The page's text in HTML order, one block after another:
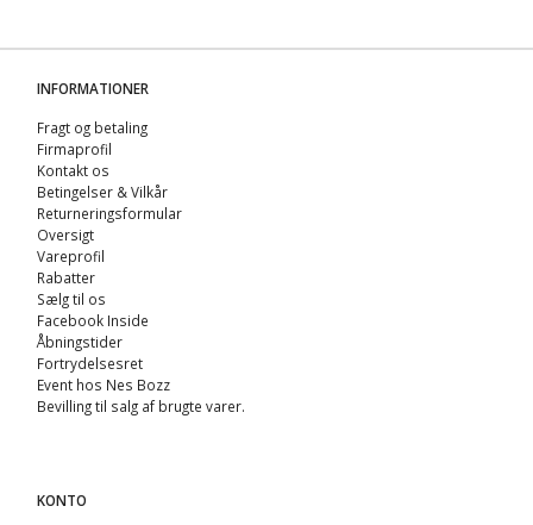
INFORMATIONER
Fragt og betaling
Firmaprofil
Kontakt os
Betingelser & Vilkår
Returneringsformular
Oversigt
Vareprofil
Rabatter
Sælg til os
Facebook Inside
Åbningstider
Fortrydelsesret
Event hos Nes Bozz
Bevilling til salg af brugte varer.
KONTO